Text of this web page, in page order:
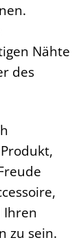
Nähte
des
Ihren
zu sein.